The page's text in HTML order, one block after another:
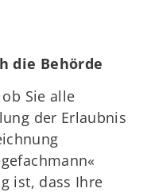
die Behörde
Sie alle
der Erlaubnis
ist, dass Ihre